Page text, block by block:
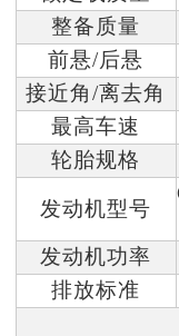
整备质量
前悬/后悬
接近角/离去角
最高车速
轮胎规格
发动机型号
发动机功率
排放标准